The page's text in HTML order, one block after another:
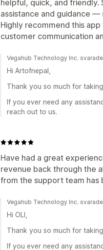
Chattknappar
helpful, quick, and
assistance and guidance —
Highly recommend this
customer communication
Vegahub Technology Inc.
Hi Artofnepal,
Thank you so much for
If you ever need any
reach out to us.
Have had a great
revenue back through the
from the support team has
Vegahub Technology Inc.
Hi OLI,
Thank you so much for
If you ever need any